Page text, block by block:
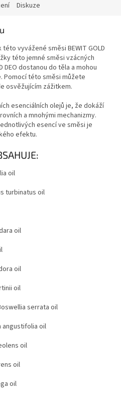
Diskuze
vyvážené směsi BEWIT GOLD
této jemné směsi vzácných
DEO dostanou do těla a mohou
Pomocí této směsi můžete
osvěžujícím zážitkem.
esenciálních olejů je, že dokáží
a mnohými mechanizmy.
esencí ve směsi je
efektu.
oil
turbinatus oil
oil
oil
oil
serrata oil
angustifolia oil
oil
oil
oil